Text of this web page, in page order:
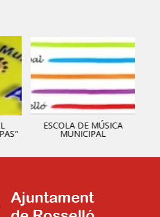
ESCOLA DE MÚSICA
MUNICIPAL